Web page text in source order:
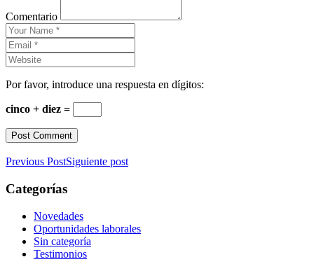
Comentario
Por favor, introduce una respuesta en dígitos:
cinco + diez =
Previous PostSiguiente post
Categorías
Novedades
Oportunidades laborales
Sin categoría
Testimonios